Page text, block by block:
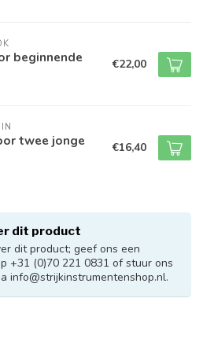
beginnende €22,00
twee jonge €16,40
dit product
dit product; geef ons een
+31 (0)70 221 0831 of stuur ons
info@strijkinstrumentenshop.nl.